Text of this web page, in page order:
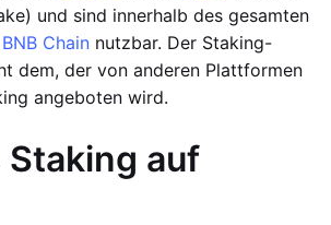
und sind innerhalb des gesamten
Chain nutzbar. Der Staking-
dem, der von anderen Plattformen
angeboten wird.
Staking auf